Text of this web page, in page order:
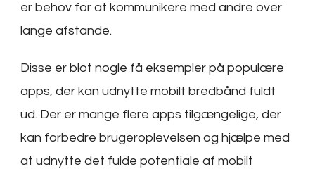
er behov for at kommunikere med andre over
lange afstande.
Disse er blot nogle få eksempler på populære
apps, der kan udnytte mobilt bredbånd fuldt
ud. Der er mange flere apps tilgængelige, der
kan forbedre brugeroplevelsen og hjælpe med
at udnytte det fulde potentiale af mobilt